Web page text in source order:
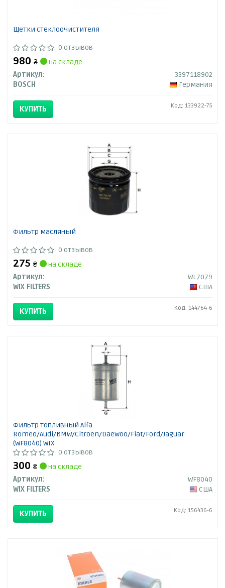
Щетки стеклоочистителя
0 отзывов
980 ₴
на складе
Артикул:
3397118902
BOSCH
Германия
КУПИТЬ Код: 133922-75
Фильтр масляный
0 отзывов
275 ₴
на складе
Артикул:
WL7079
WIX FILTERS
США
КУПИТЬ Код: 144764-6
Фильтр топливный Alfa
Romeo/Audi/BMW/Citroen/Daewoo/Fiat/Ford/Jaguar
(WF8040) WIX
0 отзывов
300 ₴
на складе
Артикул:
WF8040
WIX FILTERS
США
КУПИТЬ Код: 156436-6